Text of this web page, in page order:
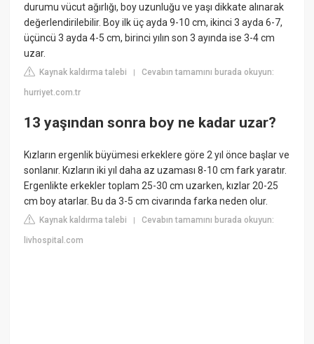
durumu vücut ağırlığı, boy uzunluğu ve yaşı dikkate alınarak
değerlendirilebilir. Boy ilk üç ayda 9-10 cm, ikinci 3 ayda 6-7,
üçüncü 3 ayda 4-5 cm, birinci yılın son 3 ayında ise 3-4 cm
uzar.
Kaynak kaldırma talebi |Cevabın tamamını burada okuyun:
hurriyet.com.tr
13 yaşından sonra boy ne kadar uzar?
Kızların ergenlik büyümesi erkeklere göre 2 yıl önce başlar ve
sonlanır. Kızların iki yıl daha az uzaması 8-10 cm fark yaratır.
Ergenlikte erkekler toplam 25-30 cm uzarken, kızlar 20-25
cm boy atarlar. Bu da 3-5 cm civarında farka neden olur.
Kaynak kaldırma talebi |Cevabın tamamını burada okuyun:
livhospital.com